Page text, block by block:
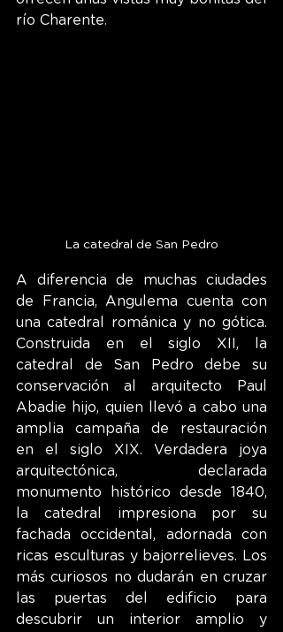
río Charente.
La catedral de San Pedro
A diferencia de muchas ciudades
de Francia, Angulema cuenta con
una catedral románica y no gótica.
Construida en el siglo XII, la
catedral de San Pedro debe su
conservación al arquitecto Paul
Abadie hijo, quien llevó a cabo una
amplia campaña de restauración
en el siglo XIX. Verdadera joya
arquitectónica, declarada
monumento histórico desde 1840,
la catedral impresiona por su
fachada occidental, adornada con
ricas esculturas y bajorrelieves. Los
más curiosos no dudarán en cruzar
las puertas del edificio para
descubrir un interior amplio y